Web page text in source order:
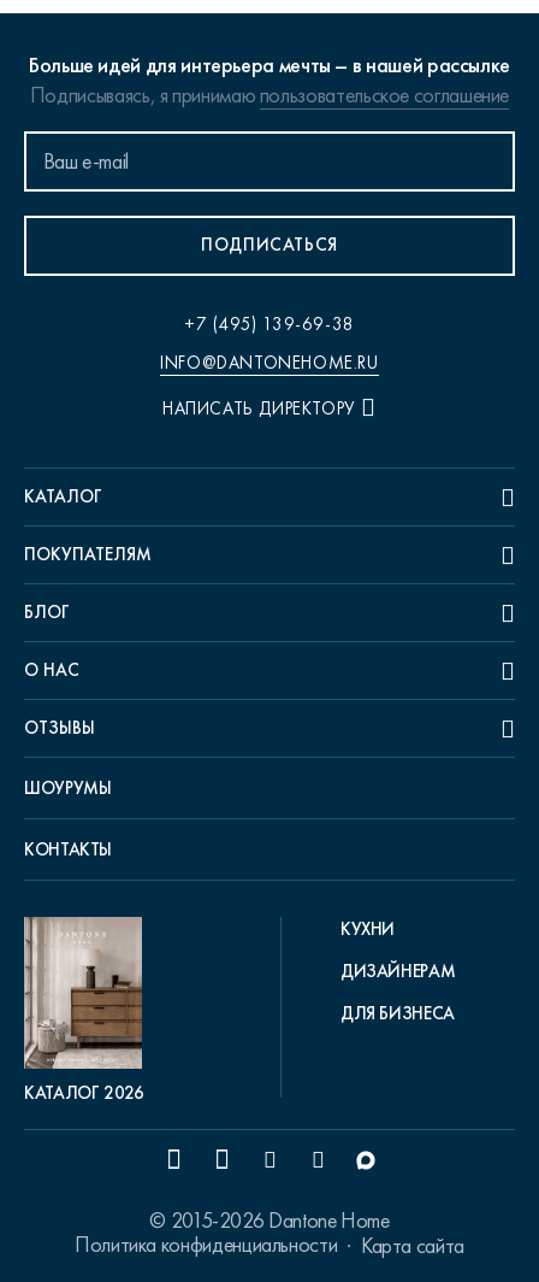
Больше идей для интерьера мечты – в нашей рассылке
Подписываясь, я принимаюпользовательское соглашение
ПОДПИСАТЬСЯ
+7 (495) 139-69-38
INFO@DANTONEHOME.RU
НАПИСАТЬ ДИРЕКТОРУ
КАТАЛОГ
ПОКУПАТЕЛЯМ
БЛОГ
О НАС
ОТЗЫВЫ
ШОУРУМЫ
КОНТАКТЫ
КАТАЛОГ 2026
КУХНИ
ДИЗАЙНЕРАМ
ДЛЯ БИЗНЕСА
© 2015-2026 Dantone Home
Политика конфиденциальности
Карта сайта